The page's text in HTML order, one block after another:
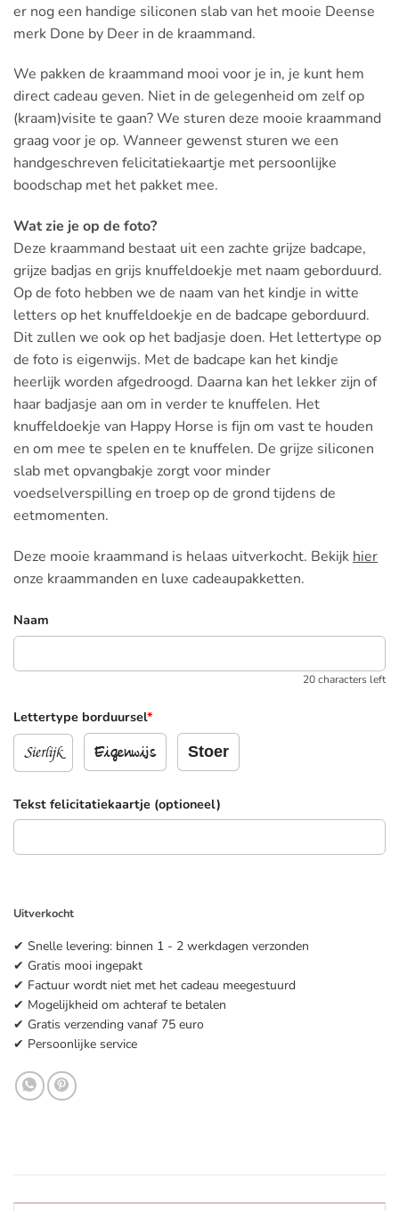
er nog een handige siliconen slab van het mooie Deense
merk Done by Deer in de kraammand.
We pakken de kraammand mooi voor je in, je kunt hem
direct cadeau geven. Niet in de gelegenheid om zelf op
(kraam)visite te gaan? We sturen deze mooie kraammand
graag voor je op. Wanneer gewenst sturen we een
handgeschreven felicitatiekaartje met persoonlijke
boodschap met het pakket mee.
Wat zie je op de foto?
Deze kraammand bestaat uit een zachte grijze badcape,
grijze badjas en grijs knuffeldoekje met naam geborduurd.
Op de foto hebben we de naam van het kindje in witte
letters op het knuffeldoekje en de badcape geborduurd.
Dit zullen we ook op het badjasje doen. Het lettertype op
de foto is eigenwijs. Met de badcape kan het kindje
heerlijk worden afgedroogd. Daarna kan het lekker zijn of
haar badjasje aan om in verder te knuffelen. Het
knuffeldoekje van Happy Horse is fijn om vast te houden
en om mee te spelen en te knuffelen. De grijze siliconen
slab met opvangbakje zorgt voor minder
voedselverspilling en troep op de grond tijdens de
eetmomenten.
Deze mooie kraammand is helaas uitverkocht. Bekijk hier
onze kraammanden en luxe cadeaupakketten.
Naam
20 characters left
Lettertype borduursel*
Sierlijk Eigenwijs Stoer
Tekst felicitatiekaartje (optioneel)
Uitverkocht
✔ Snelle levering: binnen 1 - 2 werkdagen verzonden
✔ Gratis mooi ingepakt
✔ Factuur wordt niet met het cadeau meegestuurd
✔ Mogelijkheid om achteraf te betalen
✔ Gratis verzending vanaf 75 euro
✔ Persoonlijke service